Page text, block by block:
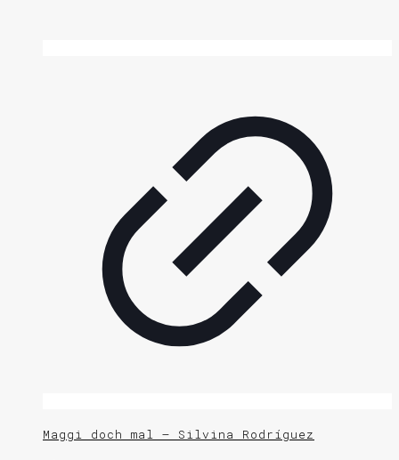
Maggi doch mal – Silvina Rodríguez